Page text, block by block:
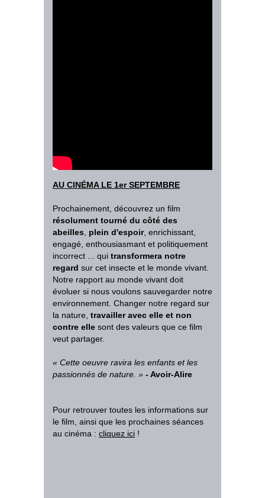
AU CINÉMA LE 1er SEPTEMBRE
Prochainement, découvrez un film
résolument tourné du côté des
abeilles, plein d'espoir, enrichissant,
engagé, enthousiasmant et politiquement
incorrect ... qui transformera notre
regard sur cet insecte et le monde vivant.
Notre rapport au monde vivant doit
évoluer si nous voulons sauvegarder notre
environnement. Changer notre regard sur
la nature, travailler avec elle et non
contre elle sont des valeurs que ce film
veut partager.
« Cette oeuvre ravira les enfants et les
passionnés de nature. » - Avoir-Alire
Pour retrouver toutes les informations sur
le film, ainsi que les prochaines séances
au cinéma : cliquez ici !